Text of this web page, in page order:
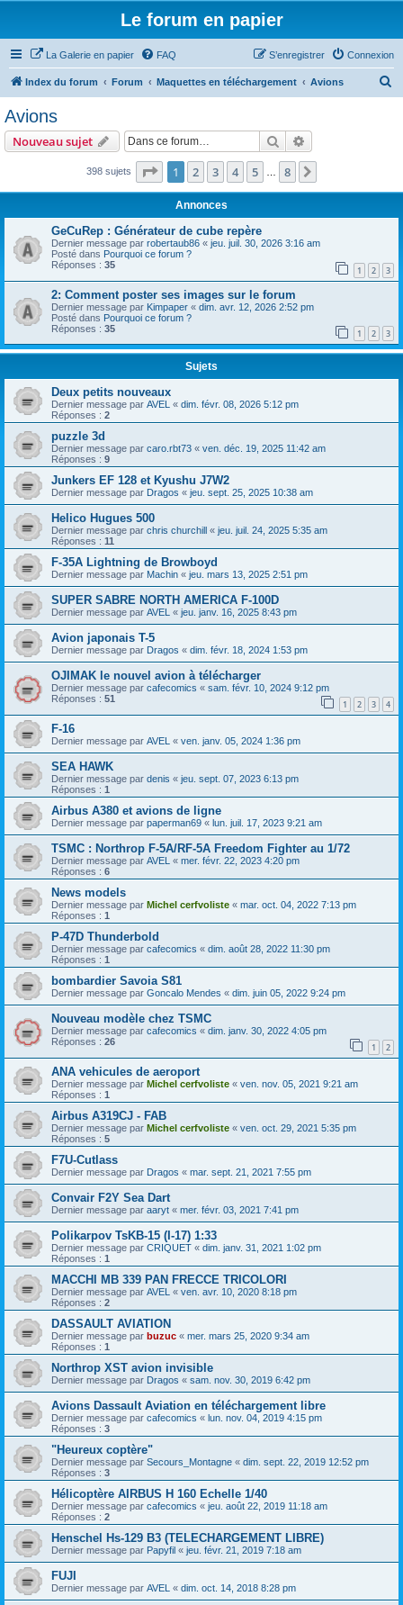
Le forum en papier
La Galerie en papier FAQ Connexion
S’enregistrer
Index du forum Forum Maquettes en téléchargement Avions
r
Avions
Nouveau sujet Rechercher
398 sujets Page 1sur8
1 2 3 4 5 8
Annonces
GeCuRep : Générateur de cube repère
Dernier message par robertaub86 « jeu. juil. 30, 2026 3:16 am
Posté dans Pourquoi ce forum ?
Réponses : 35 1 2 3
2: Comment poster ses images sur le forum
Dernier message par Kimpaper « dim. avr. 12, 2026 2:52 pm
Posté dans Pourquoi ce forum ?
Réponses : 35 1 2 3
Sujets
Deux petits nouveaux
Dernier message par AVEL « dim. févr. 08, 2026 5:12 pm
Réponses : 2
puzzle 3d
Dernier message par caro.rbt73 « ven. déc. 19, 2025 11:42 am
Réponses : 9
Junkers EF 128 et Kyushu J7W2
Dernier message par Dragos « jeu. sept. 25, 2025 10:38 am
Helico Hugues 500
Dernier message par chris churchill « jeu. juil. 24, 2025 5:35 am
Réponses : 11
F-35A Lightning de Browboyd
Dernier message par Machin « jeu. mars 13, 2025 2:51 pm
SUPER SABRE NORTH AMERICA F-100D
Dernier message par AVEL « jeu. janv. 16, 2025 8:43 pm
Avion japonais T-5
Dernier message par Dragos « dim. févr. 18, 2024 1:53 pm
OJIMAK le nouvel avion à télécharger
Dernier message par cafecomics « sam. févr. 10, 2024 9:12 pm
Réponses : 51 1 2 3 4
F-16
Dernier message par AVEL « ven. janv. 05, 2024 1:36 pm
SEA HAWK
Dernier message par denis « jeu. sept. 07, 2023 6:13 pm
Réponses : 1
Airbus A380 et avions de ligne
Dernier message par paperman69 « lun. juil. 17, 2023 9:21 am
TSMC : Northrop F-5A/RF-5A Freedom Fighter au 1/72
Dernier message par AVEL « mer. févr. 22, 2023 4:20 pm
Réponses : 6
News models
Dernier message par Michel cerfvoliste « mar. oct. 04, 2022 7:13 pm
Réponses : 1
P-47D Thunderbold
Dernier message par cafecomics « dim. août 28, 2022 11:30 pm
Réponses : 1
bombardier Savoia S81
Dernier message par Goncalo Mendes « dim. juin 05, 2022 9:24 pm
Nouveau modèle chez TSMC
Dernier message par cafecomics « dim. janv. 30, 2022 4:05 pm
Réponses : 26 1 2
ANA vehicules de aeroport
Dernier message par Michel cerfvoliste « ven. nov. 05, 2021 9:21 am
Réponses : 1
Airbus A319CJ - FAB
Dernier message par Michel cerfvoliste « ven. oct. 29, 2021 5:35 pm
Réponses : 5
F7U-Cutlass
Dernier message par Dragos « mar. sept. 21, 2021 7:55 pm
Convair F2Y Sea Dart
Dernier message par aaryt « mer. févr. 03, 2021 7:41 pm
Polikarpov TsKB-15 (I-17) 1:33
Dernier message par CRIQUET « dim. janv. 31, 2021 1:02 pm
Réponses : 1
MACCHI MB 339 PAN FRECCE TRICOLORI
Dernier message par AVEL « ven. avr. 10, 2020 8:18 pm
Réponses : 2
DASSAULT AVIATION
Dernier message par buzuc « mer. mars 25, 2020 9:34 am
Réponses : 1
Northrop XST avion invisible
Dernier message par Dragos « sam. nov. 30, 2019 6:42 pm
Avions Dassault Aviation en téléchargement libre
Dernier message par cafecomics « lun. nov. 04, 2019 4:15 pm
Réponses : 3
"Heureux coptère"
Dernier message par Secours_Montagne « dim. sept. 22, 2019 12:52 pm
Réponses : 3
Hélicoptère AIRBUS H 160 Echelle 1/40
Dernier message par cafecomics « jeu. août 22, 2019 11:18 am
Réponses : 2
Henschel Hs-129 B3 (TELECHARGEMENT LIBRE)
Dernier message par Papyfil « jeu. févr. 21, 2019 7:18 am
FUJI
Dernier message par AVEL « dim. oct. 14, 2018 8:28 pm